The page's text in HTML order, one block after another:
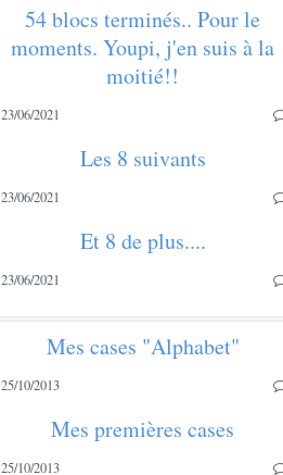
54 blocs terminés.. Pour le
moments. Youpi, j'en suis à la
moitié!!
23/06/2021
Les 8 suivants
23/06/2021
Et 8 de plus....
23/06/2021
Mes cases "Alphabet"
25/10/2013
Mes premières cases
25/10/2013